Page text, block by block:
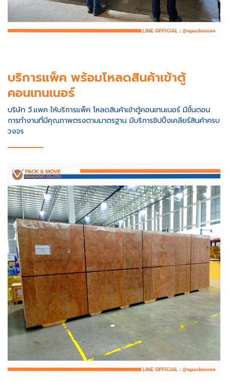
บริการแพ็ค พร้อมโหลดสินค้าเข้าตู้
คอนเทนเนอร์
บริษัท วี.แพค ให้บริการแพ็ค โหลดสินค้าเข้าตู้คอนเทนเนอร์ มีขั้นตอน
การทำงานที่มีคุณภาพตรงตามมาตรฐาน มีบริการชิปปิ้งเคลียร์สินค้าครบ
วงจร